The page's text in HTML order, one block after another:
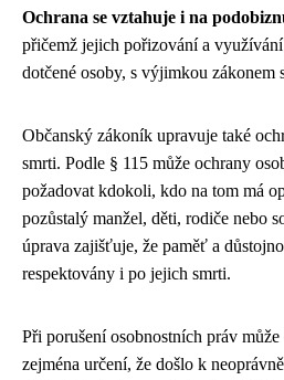
Ochrana se vztahuje i na
přičemž jejich pořizování a využívání
dotčené osoby, s výjimkou zákonem
Občanský zákoník upravuje také
smrti. Podle § 115 může ochrany
požadovat kdokoli, kdo na tom má
pozůstalý manžel, děti, rodiče nebo
úprava zajišťuje, že paměť a
respektovány i po jejich smrti.
Při porušení osobnostních práv
zejména určení, že došlo k